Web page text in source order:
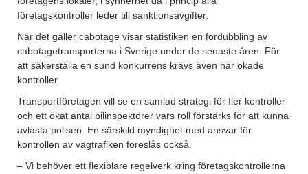
företagskontroller leder till sanktionsavgifter.
När det gäller cabotage visar statistiken en fördubbling av
cabotagetransporterna i Sverige under de senaste åren. För
att säkerställa en sund konkurrens krävs även här ökade
kontroller.
Transportföretagen vill se en samlad strategi för fler kontroller
och ett ökat antal bilinspektörer vars roll förstärks för att kunna
avlasta polisen. En särskild myndighet med ansvar för
kontrollen av vägtrafiken föreslås också.
– Vi behöver ett flexiblare regelverk kring företagskontrollerna